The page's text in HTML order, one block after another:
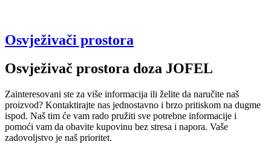
Osvježivači prostora
Osvježivač prostora doza JOFEL
Zainteresovani ste za više informacija ili želite da naručite naš
proizvod? Kontaktirajte nas jednostavno i brzo pritiskom na dugme
ispod. Naš tim će vam rado pružiti sve potrebne informacije i
pomoći vam da obavite kupovinu bez stresa i napora. Vaše
zadovoljstvo je naš prioritet.